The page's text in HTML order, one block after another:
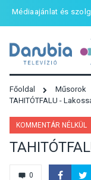
Médiaajánlat és
Főoldal Műsorok
TAHITÓTFALU -
KOMMENTÁR NÉLKÜL
0